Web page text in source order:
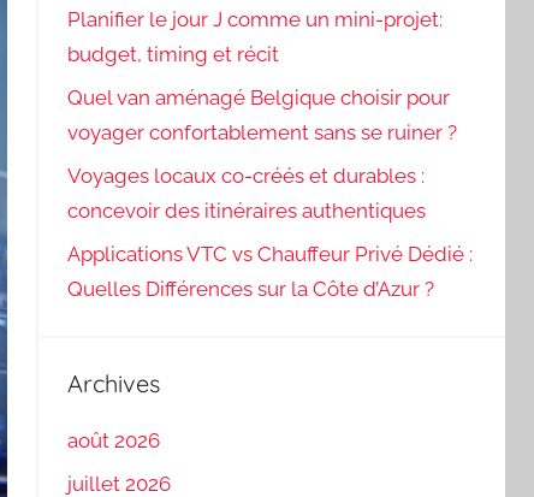
Planifier le jour J comme un mini-projet:
budget, timing et récit
Quel van aménagé Belgique choisir pour
voyager confortablement sans se ruiner ?
Voyages locaux co-créés et durables :
concevoir des itinéraires authentiques
Applications VTC vs Chauffeur Privé Dédié :
Quelles Différences sur la Côte d’Azur ?
Archives
août 2026
juillet 2026